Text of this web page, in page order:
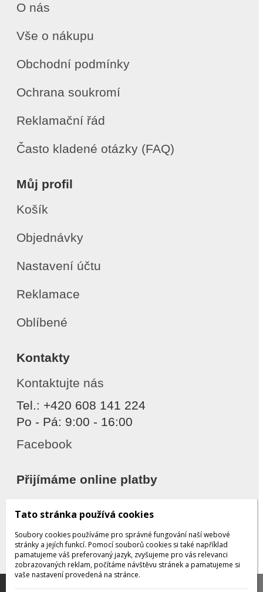
O nás
Vše o nákupu
Obchodní podmínky
Ochrana soukromí
Reklamační řád
Často kladené otázky (FAQ)
Můj profil
Košík
Objednávky
Nastavení účtu
Reklamace
Oblíbené
Kontakty
Kontaktujte nás
Tel.: +420 608 141 224
Po - Pá: 9:00 - 16:00
Facebook
Přijímáme online platby
Děkujeme za důvěru
Tato stránka používá cookies
Soubory cookies používáme pro správné fungování naší webové
stránky a jejích funkcí. Pomocí souborů cookies si také například
pamatujeme váš preferovaný jazyk, zvyšujeme pro vás relevanci
zobrazovaných reklam, počítáme návštěvu stránek a pamatujeme si
vaše nastavení provedená na stránce.